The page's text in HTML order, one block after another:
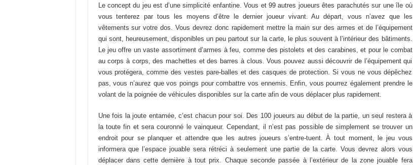
Le concept du jeu est d’une simplicité enfantine. Vous et 99 autres joueurs êtes parachutés sur une île où
vous tenterez par tous les moyens d’être le dernier joueur vivant. Au départ, vous n’avez que les
vêtements sur votre dos. Vous devrez donc rapidement mettre la main sur des armes et de l’équipement
qui sont, heureusement, disponibles un peu partout sur la carte, le plus souvent à l’intérieur des bâtiments.
Le jeu offre un vaste assortiment d’armes à feu, comme des pistolets et des carabines, et pour le combat
au corps à corps, des machettes et des barres à clous. Vous pouvez aussi découvrir de l’équipement qui
vous protégera, comme des vestes pare-balles et des casques de protection. Si vous ne vous dépêchez
pas, vous n’aurez que vos poings pour combattre vos ennemis. Enfin, vous pourrez également prendre le
volant de la poignée de véhicules disponibles sur la carte afin de vous déplacer plus rapidement.
Une fois la joute entamée, c’est chacun pour soi. Des 100 joueurs au début de la partie, un seul restera à
la toute fin et sera couronné le vainqueur. Cependant, il n’est pas possible de simplement se trouver un
endroit pour se planquer et attendre que les autres joueurs s’entre-tuent. À tout moment, le jeu vous
informera que l’espace jouable sera rétréci à seulement une partie de la carte. Vous devrez alors vous
déplacer dans cette dernière à tout prix. Chaque seconde passée à l’extérieur de la zone jouable fera